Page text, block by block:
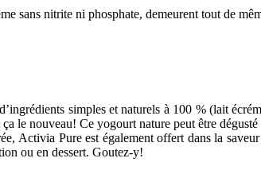
sans nitrite ni phosphate, demeurent tout de
simples et naturels à 100 % (lait
le nouveau! Ce yogourt nature peut être
Activia Pure est également offert dans la
ou en dessert. Goutez-y!